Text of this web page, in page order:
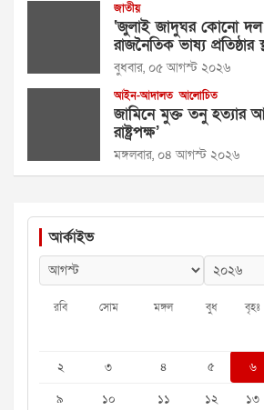
জাতীয়
‘জুলাই জাদুঘর কোনো দল
রাজনৈতিক ভাষ্য প্রতিষ্ঠার
বুধবার, ০৫ আগস্ট ২০২৬
আইন-আদালত আলোচিত
জামিনে মুক্ত তনু হত্যার
রাষ্ট্রপক্ষ’
মঙ্গলবার, ০৪ আগস্ট ২০২৬
আর্কাইভ
রবি সোম মঙ্গল বুধ বৃহঃ
২
৩ ৪ ৫ ৬
৯
১০ ১১ ১২ ১৩